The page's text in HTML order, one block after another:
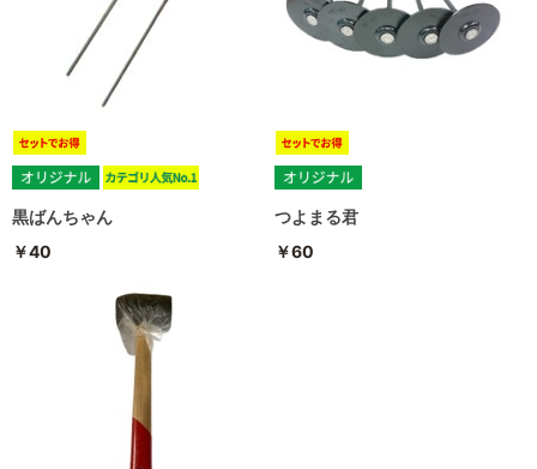
黒ばんちゃん
￥40
つよまる君
￥60